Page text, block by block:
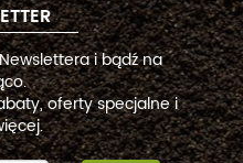
i bądź na
oferty specjalne i